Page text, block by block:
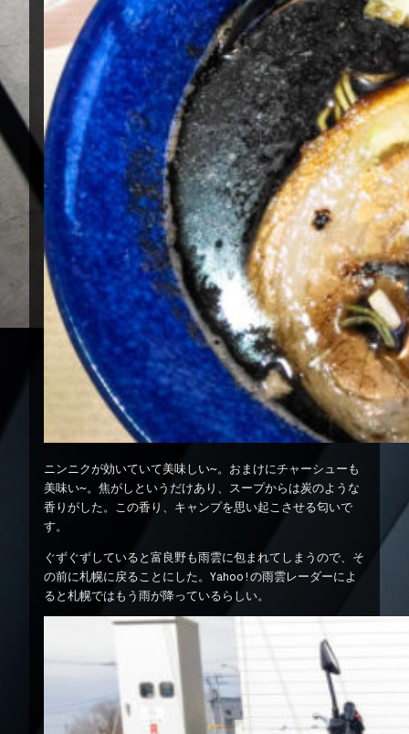
ニンニクが効いていて美味しい〜。おまけにチャーシューも
美味い〜。焦がしというだけあり、スープからは炭のような
香りがした。この香り、キャンプを思い起こさせる匂いで
す。
ぐずぐずしていると富良野も雨雲に包まれてしまうので、そ
の前に札幌に戻ることにした。Yahoo!の雨雲レーダーによ
ると札幌ではもう雨が降っているらしい。